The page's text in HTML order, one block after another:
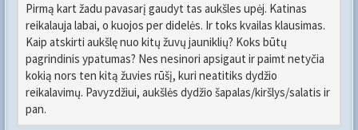
Pirmą kart žadu pavasarį gaudyt tas aukšles upėj. Katinas
reikalauja labai, o kuojos per didelės. Ir toks kvailas klausimas.
Kaip atskirti aukšlę nuo kitų žuvų jauniklių? Koks būtų
pagrindinis ypatumas? Nes nesinori apsigaut ir paimt netyčia
kokią nors ten kitą žuvies rūšį, kuri neatitiks dydžio
reikalavimų. Pavyzdžiui, aukšlės dydžio šapalas/kiršlys/salatis ir
pan.